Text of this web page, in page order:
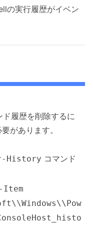
の実行履歴がイベン
履歴を削除するに
があります。
History コマンド
Item